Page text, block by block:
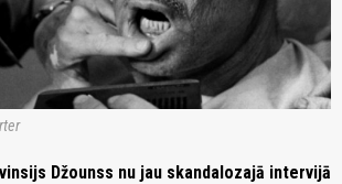
Džounss nu jau skandalozajā intervijā